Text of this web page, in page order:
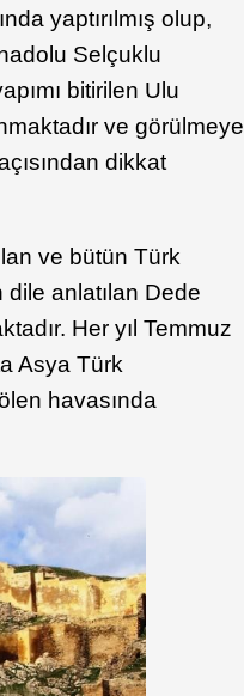
yaptırılmış olup,
Selçuklu
bitirilen Ulu
ve görülmeye
dikkat
ve bütün Türk
anlatılan Dede
Her yıl Temmuz
Asya Türk
havasında